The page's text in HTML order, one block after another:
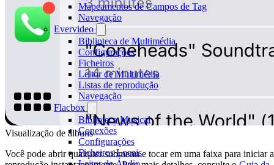
Mapeamentos de Campos de Tag
Navegação
Evervideo
Biblioteca de Multimédia
Configurações
Ficheiros
Leitor de Multimédia
Listas de reprodução
Navegação
Flacbox
Biblioteca Musical
Conexões
Configurações
Ficheiros Locais
Visualização de álbuns
Você pode abrir qualquer submenu e tocar em uma faixa para iniciar a